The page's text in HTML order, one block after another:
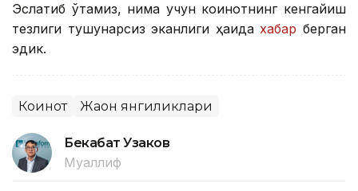
Эслатиб ўтамиз, нима учун коинотнинг кенгайиш
тезлиги тушунарсиз эканлиги ҳақидахабар берган
эдик.
Коинот Жаҳон янгиликлари
Бекабат Узаков
Муаллиф